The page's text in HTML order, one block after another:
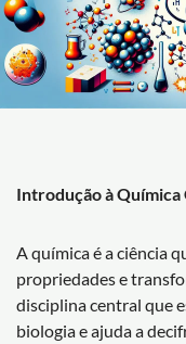
Introdução à Química
A química é a ciência
propriedades e
disciplina central que
biologia e ajuda a